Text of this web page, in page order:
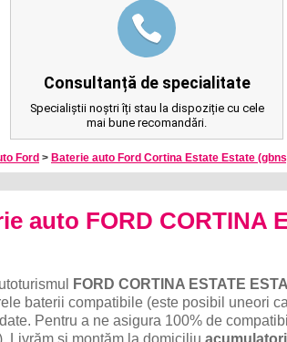
Consultanță de specialitate
Specialiștii noștri îți stau la dispoziție cu cele
mai bune recomandări.
Ford > Baterie auto Ford Cortina Estate Estate
auto FORD CORTINA
FORD CORTINA ESTATE
baterii compatibile (este posibil uneori
Pentru a ne asigura 100% de
Livrăm și montăm la domiciliu